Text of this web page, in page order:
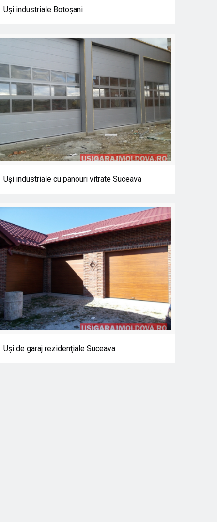
Uşi industriale Botoşani
Uşi industriale Botoşani
Uşi industriale cu panouri vitrate Suceava
Uşi industriale cu panouri vitrate Suceava
Uşi de garaj rezidenţiale Suceava
Uşi de garaj rezidenţiale Suceava